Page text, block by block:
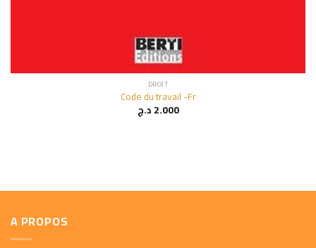
DROIT
Code du travail -Fr
2.000د.ج
A PROPOS